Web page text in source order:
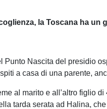
la Toscana ha un
Nascita del presidio
a casa di una parente,
al marito e all’altro figlio
tarda serata ad Halina,